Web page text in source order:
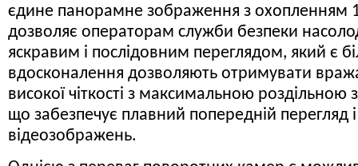
єдине панорамне зображення з охопленням
дозволяє операторам служби безпеки
яскравим і послідовним переглядом, який є
вдосконалення дозволяють отримувати
високої чіткості з максимальною роздільною
що забезпечує плавний попередній перегляд
відеозображень.